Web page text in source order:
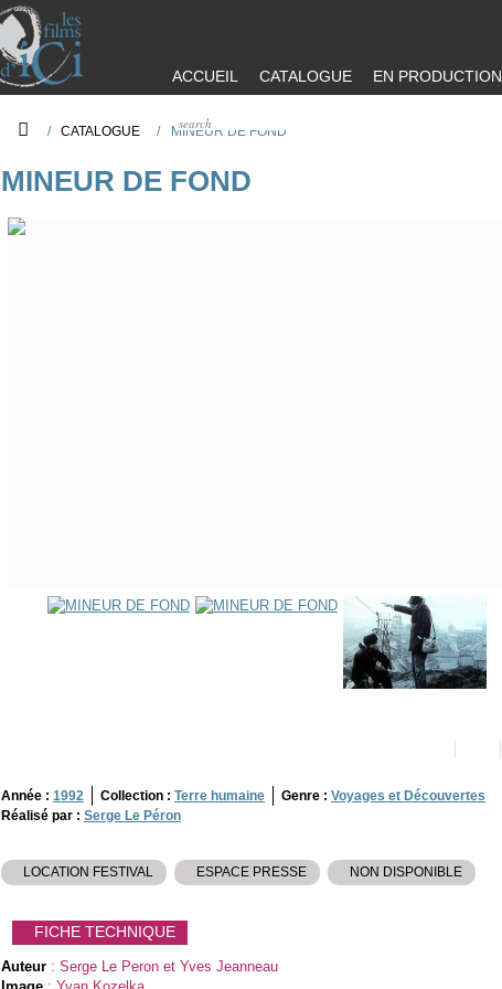
ACCUEIL CATALOGUE EN PRODUCTION
/ CATALOGUE / MINEUR DE FOND
MINEUR DE FOND
Année : 1992 Collection : Terre humaine Genre : Voyages et Découvertes
Réalisé par : Serge Le Péron
LOCATION FESTIVAL ESPACE PRESSE NON DISPONIBLE
FICHE TECHNIQUE
Auteur : Serge Le Peron et Yves Jeanneau